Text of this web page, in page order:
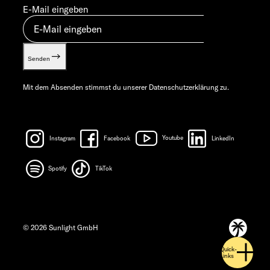
Quick-
Links
E-Mail eingeben
Senden
Mit dem Absenden stimmst du unserer Datenschutzerklärung zu.
Instagram Facebook Youtube LinkedIn
Spotify TikTok
© 2026 Sunlight GmbH